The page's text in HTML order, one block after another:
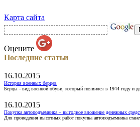
Карта сайта
Оцените
Последние статьи
16.10.2015
История военных берцев
Берцы - вид военной обуви, который появился в 1944 году и
16.10.2015
Покупка автоподъемника – выгодное вложение денежных
Для проведения высотных работ покупка автоподъемника